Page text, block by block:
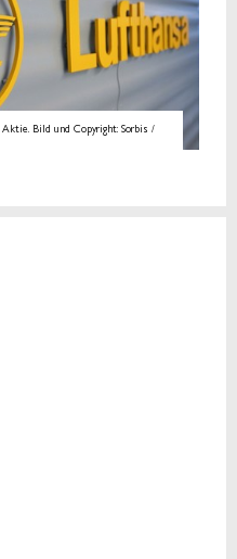
Bild und Copyright: Sorbis /